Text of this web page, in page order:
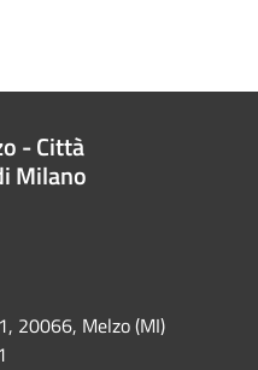
- Città
Milano
20066, Melzo (MI)